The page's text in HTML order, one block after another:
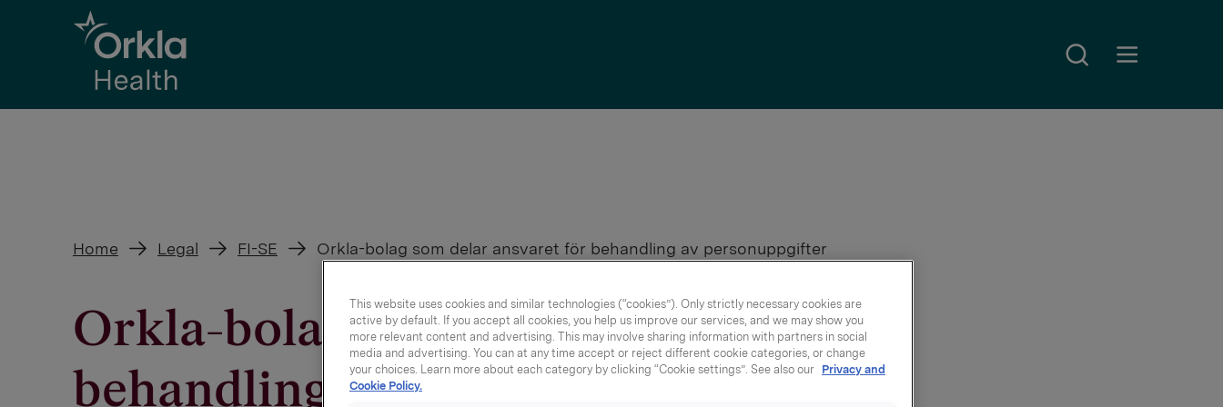
Go to frontpage
Search
Home Legal FI-SE Orkla-bolag som delar ansvaret för behandling av personuppgifter
Orkla-bolag som delar ansvaret för
behandling av personuppgifter
This website uses cookies and similar technologies (“cookies”). Only strictly necessary cookies are
active by default. If you accept all cookies, you help us improve our services, and we may show you
more relevant content and advertising. This may involve sharing information with partners in social
media and advertising. You can at any time accept or reject different cookie categories, or change
your choices. Learn more about each category by clicking “Cookie settings”. See also our Privacy and
Cookie Policy.